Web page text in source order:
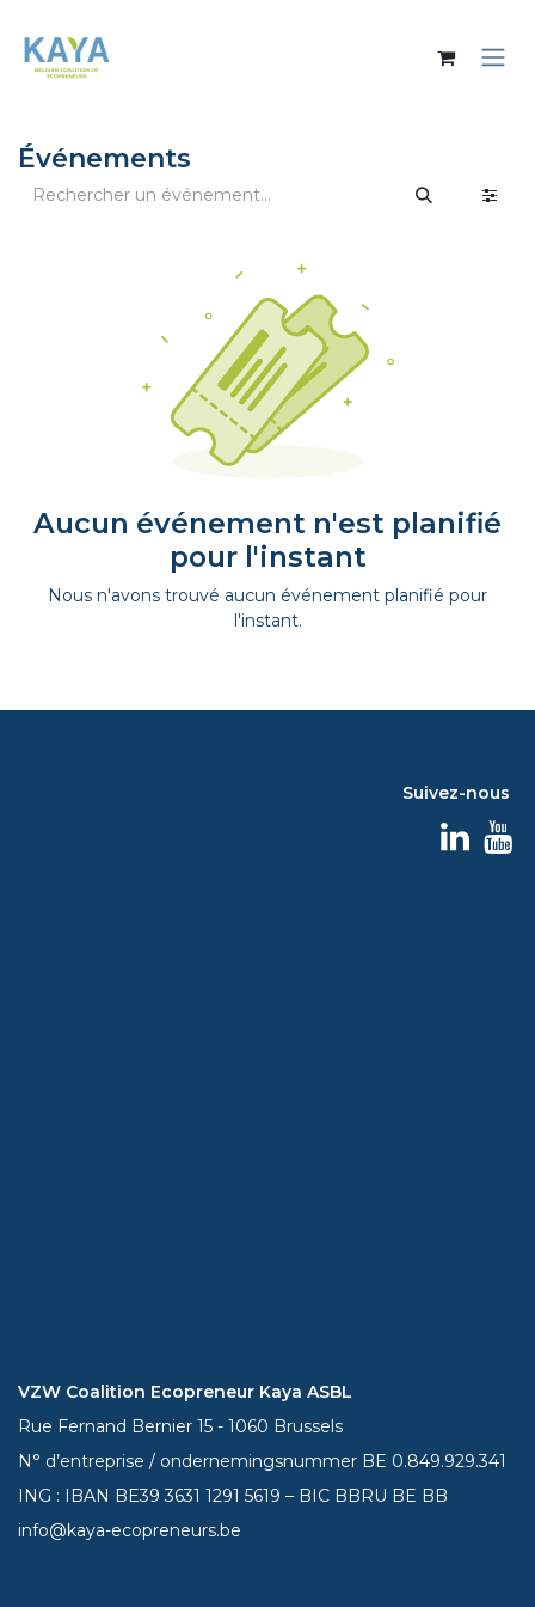
Événements
Aucun événement n'est planifié
pour l'instant
Nous n'avons trouvé aucun événement planifié pour
l'instant.
Suivez-nous
VZW Coalition Ecopreneur Kaya ASBL
Rue Fernand Bernier 15 - 1060 Brussels
N° d’entreprise / ondernemingsnummer BE 0.849.929.341
ING : IBAN BE393631 1291 5619 – BIC BBRU BE BB
info@kaya-ecopreneurs.be